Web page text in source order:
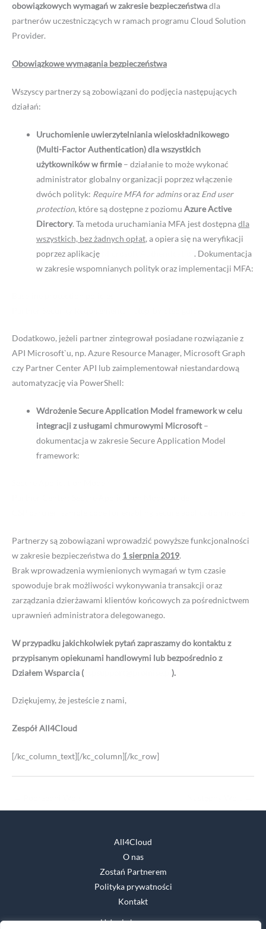
obowiązkowych wymagań w zakresie bezpieczeństwadla
partnerów uczestniczących w ramach programu Cloud Solution
Provider.
Obowiązkowe wymagania bezpieczeństwa
Wszyscy partnerzy są zobowiązani do podjęcia następujących
działań:
Uruchomienie uwierzytelniania wieloskładnikowego
(Multi-Factor Authentication) dla wszystkich
użytkowników w firmie– działanie to może wykonać
administrator globalny organizacji poprzez włączenie
dwóch polityk: Require MFA for adminsoraz End user
protection, które są dostępne z poziomuAzure Active
Directory. Ta metoda uruchamiania MFA jest dostępnadla
wszystkich, bez żadnych opłat, a opiera się na weryfikacji
poprzez aplikację
. Dokumentacja
w zakresie wspomnianych polityk oraz implementacji MFA:
Dodatkowo, jeżeli partner zintegrował posiadane rozwiązanie z
API Microsoft`u, np. Azure Resource Manager, Microsoft Graph
czy Partner Center API lub zaimplementował niestandardową
automatyzację via PowerShell:
Wdrożenie Secure Application Model framework w celu
integracji z usługami chmurowymi Microsoft–
dokumentacja w zakresie Secure Application Model
framework:
Partnerzy są zobowiązani wprowadzić powyższe funkcjonalności
w zakresie bezpieczeństwa do 1 sierpnia 2019.
Brak wprowadzenia wymienionych wymagań w tym czasie
spowoduje brak możliwości wykonywania transakcji oraz
zarządzania dzierżawami klientów końcowych za pośrednictwem
uprawnień administratora delegowanego.
W przypadku jakichkolwiek pytań zapraszamy do kontaktu z
przypisanym opiekunami handlowymi lub bezpośrednio z
Działem Wsparcia (
).
Dziękujemy, że jesteście z nami,
Zespół All4Cloud
[/kc_column_text][/kc_column][/kc_row]
All4Cloud
O nas
Zostań Partnerem
Polityka prywatności
Kontakt
Usługi chmurowe